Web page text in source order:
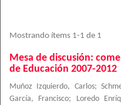
Mostrando ítems 1-1 de 1
Mesa de discusión:
de Educación 2007-2012
Muñoz Izquierdo, Carlos;
García, Francisco; Loredo